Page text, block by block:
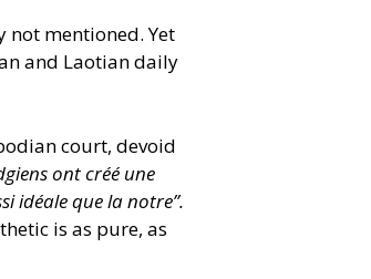
not mentioned. Yet
and Laotian daily
court, devoid
ont créé une
idéale que la notre”.
is as pure, as